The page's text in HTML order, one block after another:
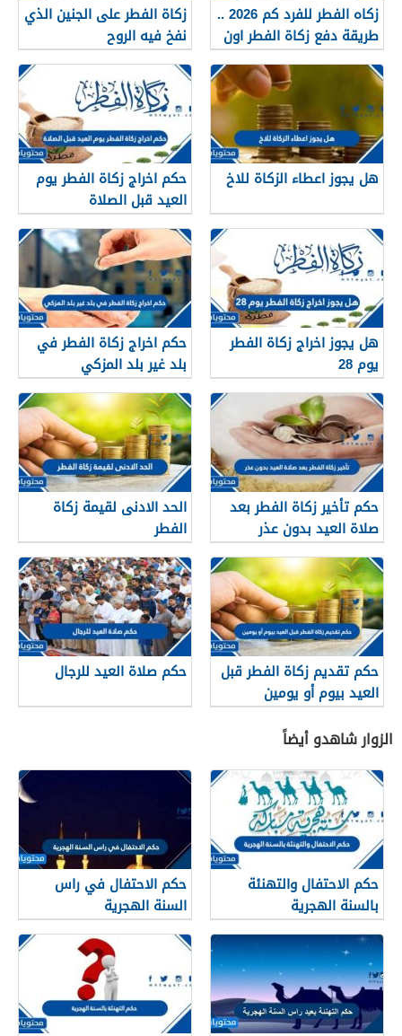
زكاه الفطر للفرد كم 2026 ..
طريقة دفع زكاة الفطر اون
لاين السعودية
زكاة الفطر على الجنين الذي
نفخ فيه الروح
هل يجوز اعطاء الزكاة للاخ
حكم اخراج زكاة الفطر يوم
العيد قبل الصلاة
هل يجوز اخراج زكاة الفطر
يوم 28
حكم اخراج زكاة الفطر في
بلد غير بلد المزكي
حكم تأخير زكاة الفطر بعد
صلاة العيد بدون عذر
الحد الادنى لقيمة زكاة
الفطر
حكم تقديم زكاة الفطر قبل
العيد بيوم أو يومين
حكم صلاة العيد للرجال
الزوار شاهدو أيضاً
حكم الاحتفال والتهنئة
بالسنة الهجرية
حكم الاحتفال في راس
السنة الهجرية